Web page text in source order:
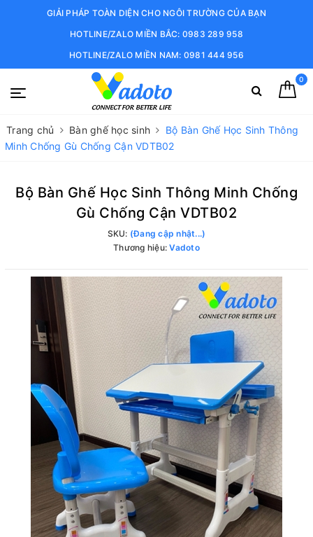
GIẢI PHÁP TOÀN DIỆN CHO NGÔI TRƯỜNG CỦA BẠN
HOTLINE/ZALO MIỀN BẮC: 0983 289 958
HOTLINE/ZALO MIỀN NAM: 0981 444 956
0
Trang chủ Bàn ghế học sinh
Bộ Bàn Ghế Học Sinh Thông
Minh Chống Gù Chống Cận VDTB02
Bộ Bàn Ghế Học Sinh Thông Minh Chống
Gù Chống Cận VDTB02
SKU: (Đang cập nhật...)
Thương hiệu:Vadoto